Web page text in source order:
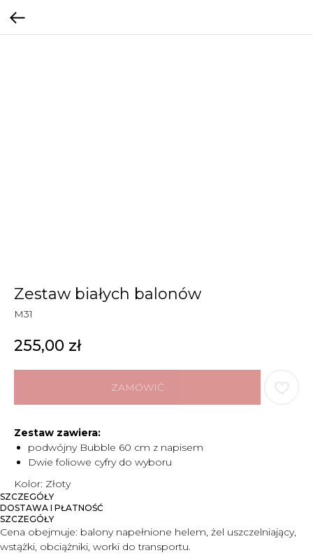
Zestaw białych balonów
M31
255,00 zł
ZAMÓWIĆ
Zestaw zawiera:
podwójny Bubble 60 cm z napisem
Dwie foliowe cyfry do wyboru
Kolor: Złoty
SZCZEGÓŁY
DOSTAWA I PŁATNOŚĆ
SZCZEGÓŁY
Cena obejmuje: balony napełnione helem, żel uszczelniający,
wstążki, obciążniki, worki do transportu.